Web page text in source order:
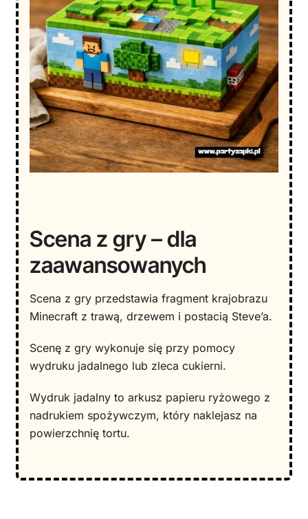
Scena z gry – dla
zaawansowanych
Scena z gry przedstawia fragment krajobrazu
Minecraft z trawą, drzewem i postacią Steve’a.
Scenę z gry wykonuje się przy pomocy
wydruku jadalnego lub zleca cukierni.
Wydruk jadalny to arkusz papieru ryżowego z
nadrukiem spożywczym, który naklejasz na
powierzchnię tortu.